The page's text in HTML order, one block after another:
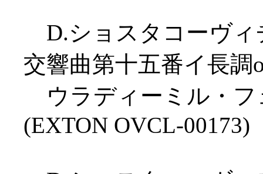
D.ショスタコーヴ
交響曲第十五番イ長調
ウラディーミル・フ
(EXTON OVCL-00173)